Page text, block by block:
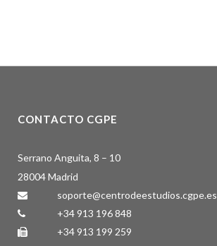
CONTACTO CGPE
Serrano Anguita, 8 – 10
28004 Madrid
soporte@centrodeestudios.cgpe.es
+34 913 196 848
+34 913 199 259